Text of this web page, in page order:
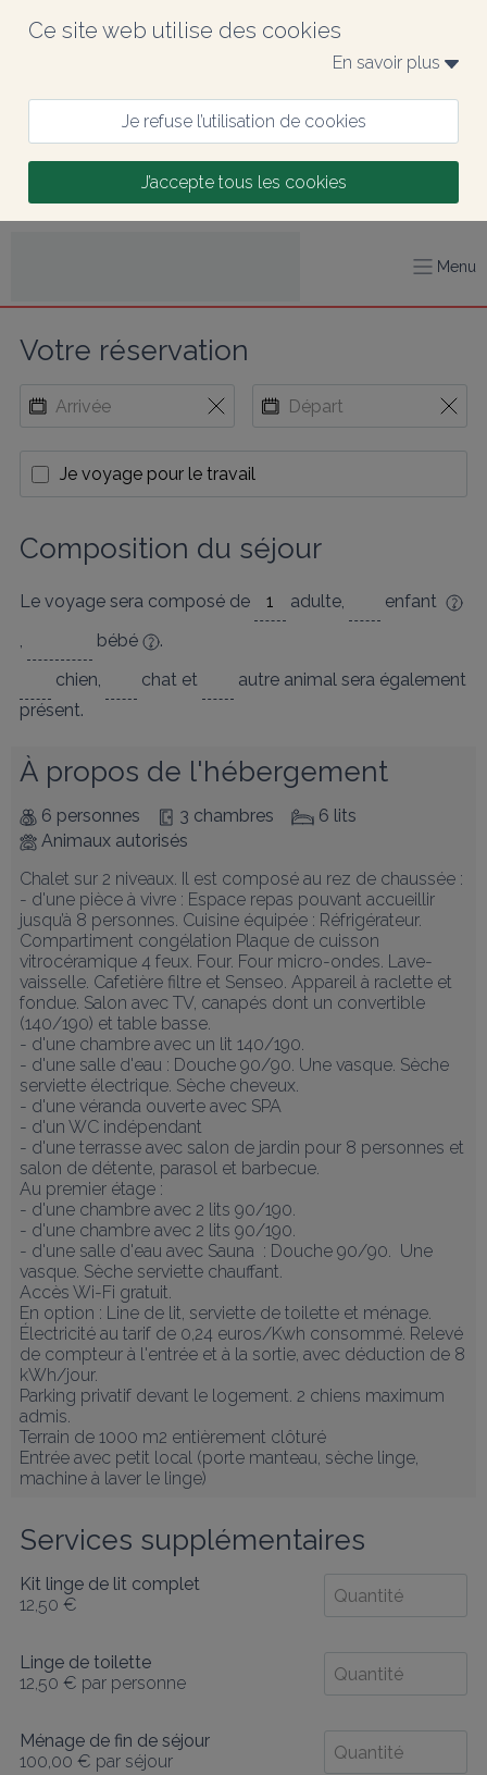
Ce site web utilise des cookies
En savoir plus
Je refuse l’utilisation de cookies
J’accepte tous les cookies
Menu
Votre réservation
Je voyage pour le travail
Composition du séjour
Le voyage sera composé de adulte,
enfant
,
bébé
.
chien, chat et autre animal sera également
présent.
À propos de l'hébergement
6 personnes 3 chambres
6 lits
Animaux autorisés
Chalet sur 2 niveaux. Il est composé au rez de chaussée :
- d'une pièce à vivre : Espace repas pouvant accueillir
jusqu’à 8 personnes. Cuisine équipée : Réfrigérateur.
Compartiment congélation Plaque de cuisson
vitrocéramique 4 feux. Four. Four micro-ondes. Lave-
vaisselle. Cafetière filtre et Senseo. Appareil à raclette et
fondue. Salon avec TV, canapés dont un convertible
(140/190) et table basse.
- d'une chambre avec un lit 140/190.
- d'une salle d'eau : Douche 90/90. Une vasque. Sèche
serviette électrique. Sèche cheveux.
- d'une véranda ouverte avec SPA
- d'un WC indépendant
- d'une terrasse avec salon de jardin pour 8 personnes et
salon de détente, parasol et barbecue.
Au premier étage :
- d'une chambre avec 2 lits 90/190.
- d'une chambre avec 2 lits 90/190.
- d'une salle d'eau avec Sauna  : Douche 90/90.  Une
vasque. Sèche serviette chauffant.
Accès Wi-Fi gratuit.
En option : Line de lit, serviette de toilette et ménage.
Électricité au tarif de 0,24 euros/Kwh consommé. Relevé
de compteur à l'entrée et à la sortie, avec déduction de 8
kWh/jour.
Parking privatif devant le logement. 2 chiens maximum
admis.
Terrain de 1000 m2 entièrement clôturé
Entrée avec petit local (porte manteau, sèche linge,
machine à laver le linge)
Services supplémentaires
Kit linge de lit complet
12,50 €
Linge de toilette
12,50 € par personne
Ménage de fin de séjour
100,00 € par séjour